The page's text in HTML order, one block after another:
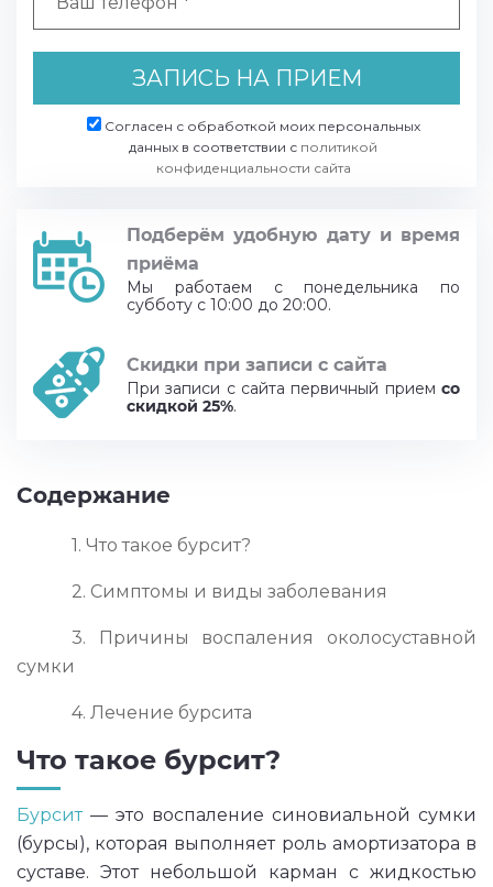
ЗАПИСЬ НА ПРИЕМ
Согласен с обработкой моих персональных
данных в соответствии с политикой
конфиденциальности сайта
Подберём удобную дату и время
приёма
Мы работаем с понедельника по
субботу с 10:00 до 20:00.
Скидки при записи с сайта
При записи с сайта первичный прием со
скидкой 25%.
Содержание
1. Что такое бурсит?
2. Симптомы и виды заболевания
3. Причины воспаления околосуставной
сумки
4. Лечение бурсита
Что такое бурсит?
Бурсит— это воспаление синовиальной сумки
(бурсы), которая выполняет роль амортизатора в
суставе. Этот небольшой карман с жидкостью